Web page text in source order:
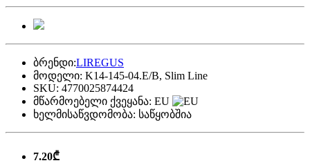
ბრენდი:LIREGUS
მოდელი: K14-145-04.E/B, Slim Line
SKU: 4770025874424
მწარმოებელი ქვეყანა: EU
ხელმისაწვდომობა: საწყობშია
7.20₾